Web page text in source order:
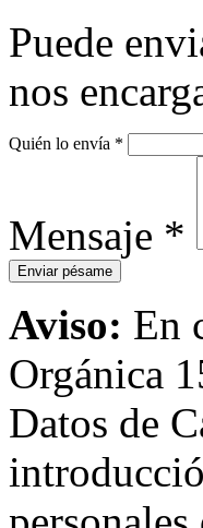
Puede
nos
Quién lo envía *
Mensaje *
Aviso: En
Orgánica
Datos de